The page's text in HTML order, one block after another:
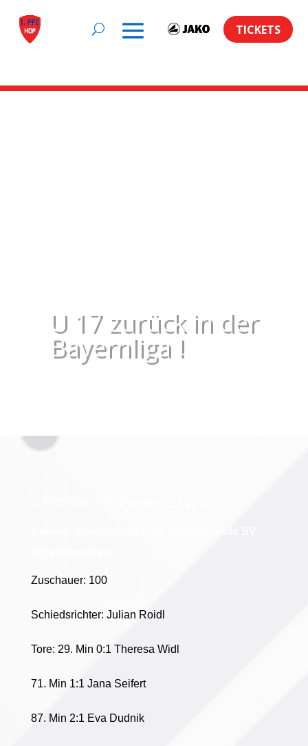
TICKETS
U 17 zurück in der
Bayernliga !
Zuschauer: 100
Schiedsrichter: Julian Roidl
Tore: 29. Min 0:1 Theresa Widl
71. Min 1:1 Jana Seifert
87. Min 2:1 Eva Dudnik